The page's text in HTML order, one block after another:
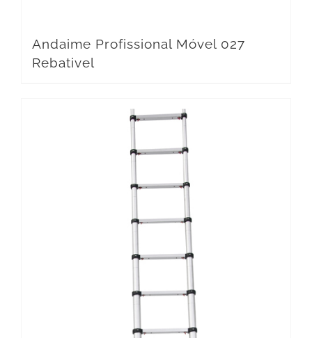
Andaime Profissional Móvel 027
Rebativel